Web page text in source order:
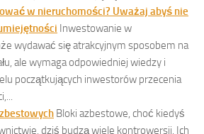
w nieruchomości? Uważaj abyś nie
Inwestowanie w
wydawać się atrakcyjnym sposobem na
ale wymaga odpowiedniej wiedzy i
początkujących inwestorów przecenia
Bloki azbestowe, choć kiedyś
dziś budzą wiele kontrowersji. Ich